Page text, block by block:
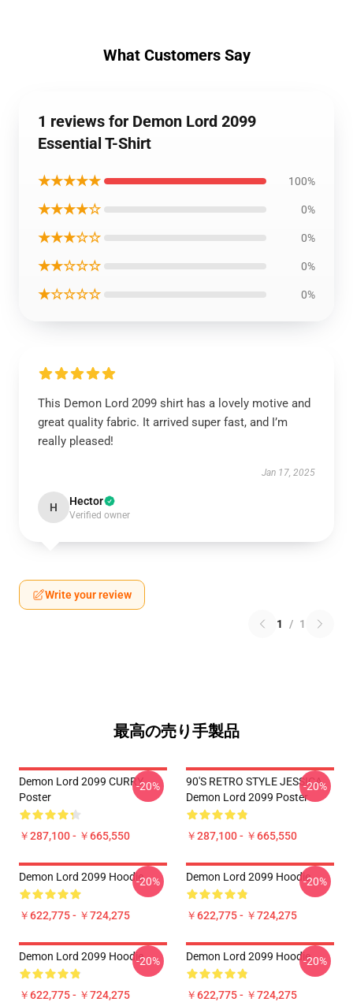
What Customers Say
1 reviews for Demon Lord 2099
Essential T-Shirt
★★★★★ 100%
★★★★☆ 0%
★★★☆☆ 0%
★★☆☆☆ 0%
★☆☆☆☆ 0%
This Demon Lord 2099 shirt has a lovely motive and
great quality fabric. It arrived super fast, and I’m
really pleased!
Jan 17, 2025
H Hector
Verified owner
Write your review
1 / 1
最高の売り手製品
Demon Lord 2099 CURRY
Poster
￥287,100 - ￥665,550
-20%
90'S RETRO STYLE JESSICA
Demon Lord 2099 Poster
￥287,100 - ￥665,550
-20%
Demon Lord 2099 Hoodie
￥622,775 - ￥724,275
-20% Demon Lord 2099 Hoodie
￥622,775 - ￥724,275
-20%
Demon Lord 2099 Hoodie
￥622,775 - ￥724,275
-20% Demon Lord 2099 Hoodie
￥622,775 - ￥724,275
-20%